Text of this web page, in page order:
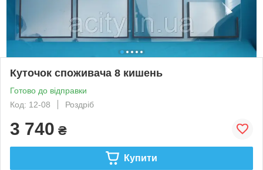
Куточок споживача 8 кишень
Готово до відправки
Код: 12-08
Роздріб
3 740 ₴
Купити